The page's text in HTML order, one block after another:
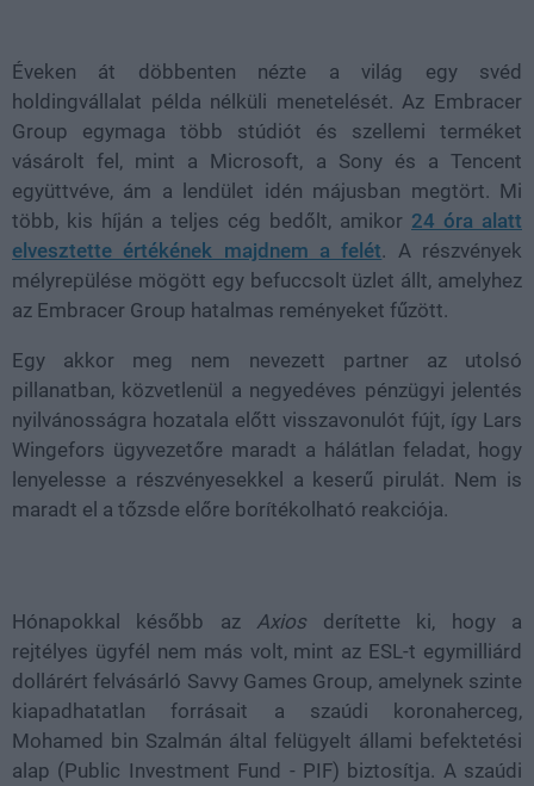
Éveken át döbbenten nézte a világ egy svéd
holdingvállalat példa nélküli menetelését. Az Embracer
Group egymaga több stúdiót és szellemi terméket
vásárolt fel, mint a Microsoft, a Sony és a Tencent
együttvéve, ám a lendület idén májusban megtört. Mi
több, kis híján a teljes cég bedőlt, amikor 24 óra alatt
elvesztette értékének majdnem a felét. A részvények
mélyrepülése mögött egy befuccsolt üzlet állt, amelyhez
az Embracer Group hatalmas reményeket fűzött.
Egy akkor meg nem nevezett partner az utolsó
pillanatban, közvetlenül a negyedéves pénzügyi jelentés
nyilvánosságra hozatala előtt visszavonulót fújt, így Lars
Wingefors ügyvezetőre maradt a hálátlan feladat, hogy
lenyelesse a részvényesekkel a keserű pirulát. Nem is
maradt el a tőzsde előre borítékolható reakciója.
Hónapokkal később az Axios derítette ki, hogy a
rejtélyes ügyfél nem más volt, mint az ESL-t egymilliárd
dollárért felvásárló Savvy Games Group, amelynek szinte
kiapadhatatlan forrásait a szaúdi koronaherceg,
Mohamed bin Szalmán által felügyelt állami befektetési
alap (Public Investment Fund - PIF) biztosítja. A szaúdi